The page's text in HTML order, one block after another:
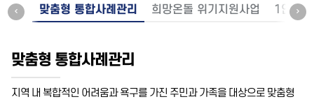
맞춤형 통합사례관리 희망온돌 위기지원사업 1인가
맞춤형 통합사례관리
지역 내 복합적인 어려움과 욕구를 가진 주민과 가족을 대상으로 맞춤형